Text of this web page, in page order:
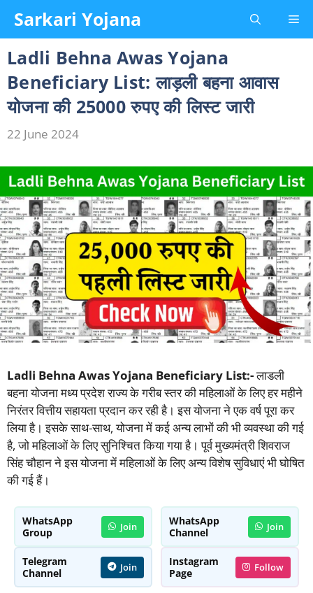
content
Sarkari Yojana
Ladli Behna Awas Yojana
Beneficiary List: लाड़ली बहना आवास
योजना की 25000 रुपए की लिस्ट जारी
22 June 2024
Ladli Behna Awas Yojana Beneficiary List:-लाडली
बहना योजना मध्य प्रदेश राज्य के गरीब स्तर की महिलाओं के लिए हर महीने
निरंतर वित्तीय सहायता प्रदान कर रही है। इस योजना ने एक वर्ष पूरा कर
लिया है। इसके साथ-साथ, योजना में कई अन्य लाभों की भी व्यवस्था की गई
है, जो महिलाओं के लिए सुनिश्चित किया गया है। पूर्व मुख्यमंत्री शिवराज
सिंह चौहान ने इस योजना में महिलाओं के लिए अन्य विशेष सुविधाएं भी घोषित
की गई हैं।
WhatsApp
Group
Join
WhatsApp
Channel
Join
Telegram
Channel
Join
Instagram
Page
Follow